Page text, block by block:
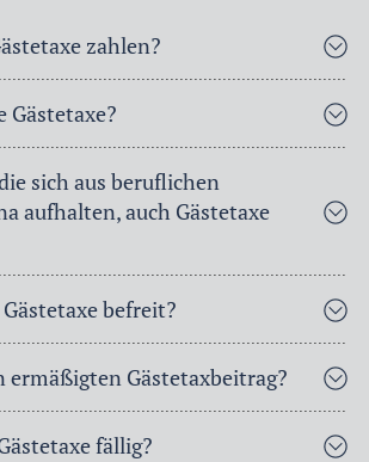
zahlen?
Gästetaxe?
sich aus beruflichen
aufhalten, auch Gästetaxe
befreit?
ermäßigten Gästetaxbeitrag?
fällig?